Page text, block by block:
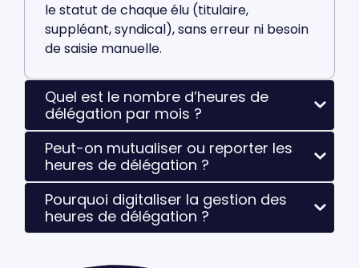
le statut de chaque élu (titulaire,
suppléant, syndical), sans erreur ni besoin
de saisie manuelle.
Quel est le nombre d’heures de
délégation par mois ?
Peut-on mutualiser ou reporter les
heures de délégation ?
Pourquoi digitaliser la gestion des
heures de délégation ?